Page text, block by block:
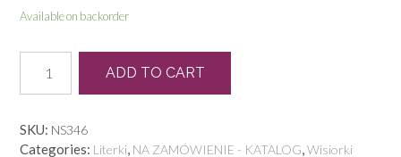
Available on backorder
0071
W
ADD TO CART
SKU: NS346
Categories: Literki, NA ZAMÓWIENIE - KATALOG,Wisiorki